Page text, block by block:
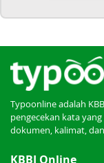
Typoonline adalah
pengecekan kata
dokumen, kalimat,
KBBI Online